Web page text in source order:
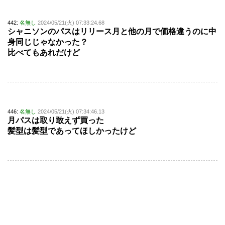
442: 名無し 2024/05/21(火) 07:33:24.68
シャニソンのパスはリリース月と他の月で価格違うのに中
身同じじゃなかった？
比べてもあれだけど
446: 名無し 2024/05/21(火) 07:34:46.13
月パスは取り敢えず買った
髪型は髪型であってほしかったけど